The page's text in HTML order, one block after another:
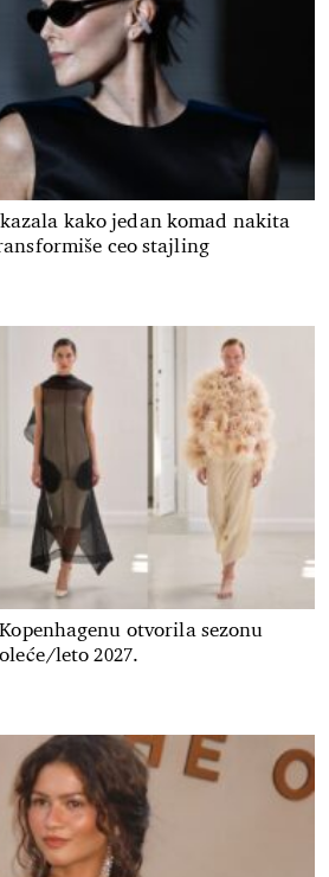
kako jedan komad nakita
ceo stajling
otvorila sezonu
leto 2027.